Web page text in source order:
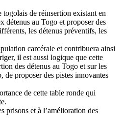
de réinsertion existant en
détenus au Togo et proposer des
les détenus préventifs, les
carcérale et contribuera ainsi
il est aussi logique que cette
des détenus au Togo et sur les
de proposer des pistes innovantes
de cette table ronde qui
prisons et à l’amélioration des